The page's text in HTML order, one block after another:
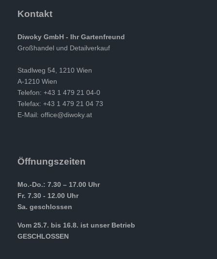
Kontakt
Diwoky GmbH - Ihr Gartenfreund
Großhandel und Detailverkauf
Stadlweg 54, 1210 Wien
A-1210 Wien
Telefon: +43 1 479 21 04-0
Telefax: +43 1 479 21 04 73
E-Mail: office@diwoky.at
Öffnungszeiten
Mo.-Do.: 7.30 – 17.00 Uhr
Fr. 7.30 - 12.00 Uhr
Sa. geschlossen
Vom 25.7. bis 16.8. ist unser Betrieb
GESCHLOSSEN